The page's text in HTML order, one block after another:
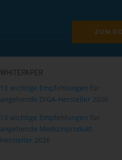
ZUM
WHITEPAPER
13 wichtige Empfehlungen für
angehende DiGA-Hersteller 2026
13 wichtige Empfehlungen für
angehende Medizinprodukt-
Hersteller 2026